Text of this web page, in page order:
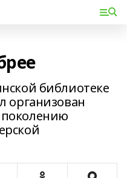
библиотеке
организован